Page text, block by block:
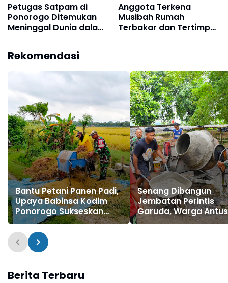
Petugas Satpam di
Ponorogo Ditemukan
Meninggal Dunia dalam
Anggota Terkena
Musibah Rumah
Terbakar dan Tertimpa
Bantuan
Rekomendasi
Bantu Petani Panen Padi,
Upaya Babinsa Kodim
Ponorogo Sukseskan
Perkuatan Hanpangan
Senang Dibangun
Jembatan Perintis
Garuda, Warga
Bergotong Royong
Berita Terbaru